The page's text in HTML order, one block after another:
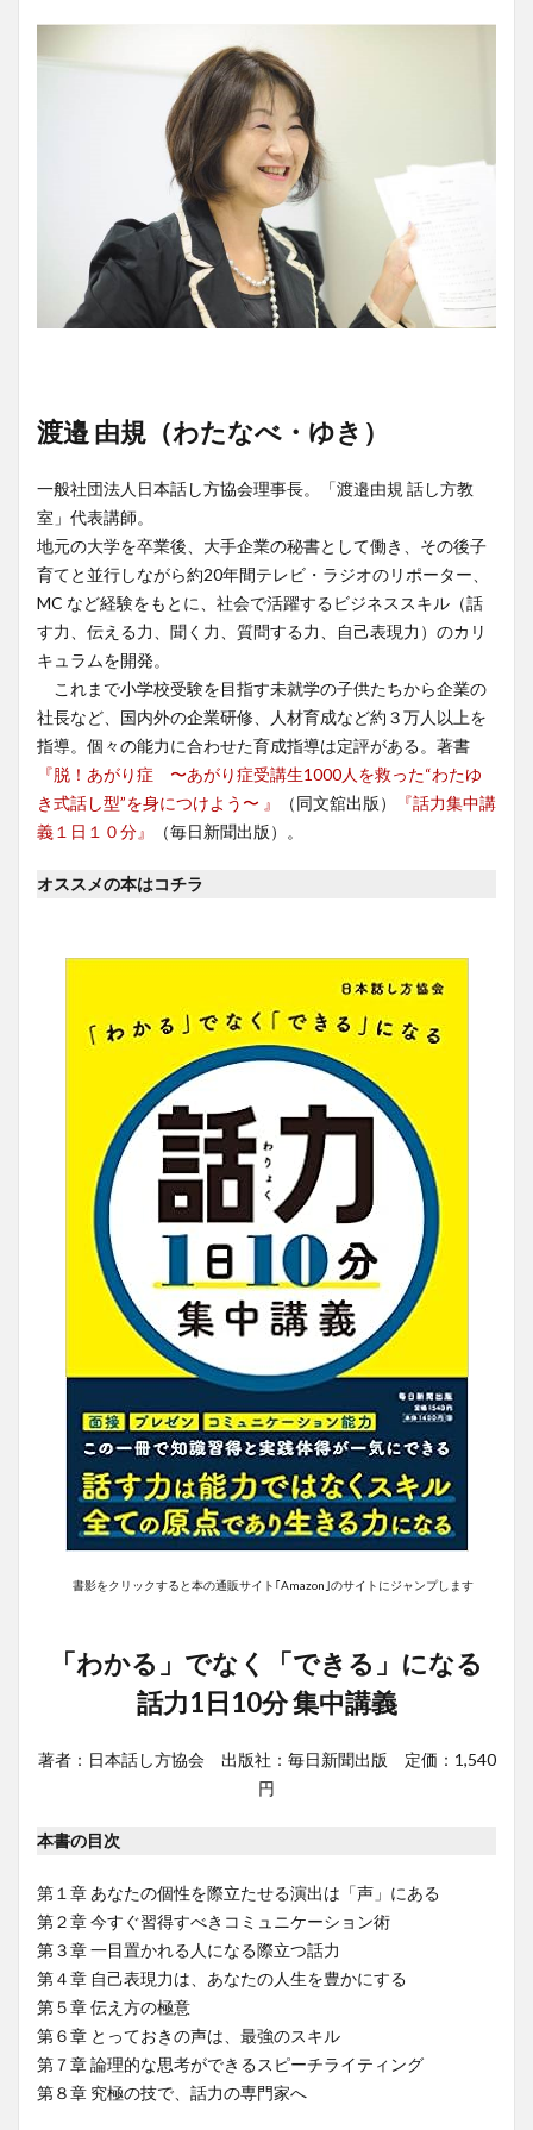
渡邉 由規（わたなべ・ゆき）
一般社団法人日本話し方協会理事長。「渡邉由規 話し方教
室」代表講師。
地元の大学を卒業後、大手企業の秘書として働き、その後子
育てと並行しながら約20年間テレビ・ラジオのリポーター、
MC など経験をもとに、社会で活躍するビジネススキル（話
す力、伝える力、聞く力、質問する力、自己表現力）のカリ
キュラムを開発。
これまで小学校受験を目指す未就学の子供たちから企業の
社長など、国内外の企業研修、人材育成など約３万人以上を
指導。個々の能力に合わせた育成指導は定評がある。著書
『脱！あがり症 〜あがり症受講生1000人を救った“わたゆ
き式話し型”を身につけよう〜 』
（同文舘出版）
『話力集中講
義１日１０分』
（毎日新聞出版）。
オススメの本はコチラ
書影をクリックすると本の通販サイト｢Amazon｣のサイトにジャンプします
「わかる」でなく「できる」になる
話力1日10分 集中講義
著者：日本話し方協会 出版社：毎日新聞出版 定価：1,540
円
本書の目次
第１章 あなたの個性を際立たせる演出は「声」にある
第２章 今すぐ習得すべきコミュニケーション術
第３章 一目置かれる人になる際立つ話力
第４章 自己表現力は、あなたの人生を豊かにする
第５章 伝え方の極意
第６章 とっておきの声は、最強のスキル
第７章 論理的な思考ができるスピーチライティング
第８章 究極の技で、話力の専門家へ